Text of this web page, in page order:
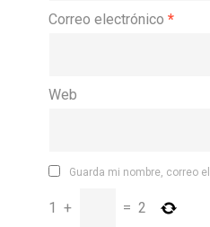
Correo electrónico *
Web
Guarda mi nombre, correo
1 + = 2